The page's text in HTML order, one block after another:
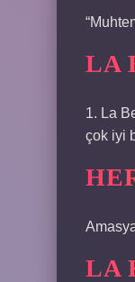
LA
1. La
çok iyi
LA